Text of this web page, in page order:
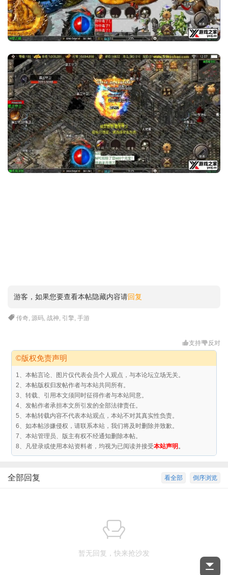
游客，如果您要查看本帖隐藏内容请回复
传奇,源码,战神, 引擎,手游
支持 反对
©版权免责声明
1、本帖言论、图片仅代表会员个人观点，与本论坛立场无关。
2、本帖版权归发帖作者与本站共同所有。
3、转载、引用本文须同时征得作者与本站同意。
4、发帖作者承担本文所引发的全部法律责任。
5、本帖转载内容不代表本站观点，本站不对其真实性负责。
6、如本帖涉嫌侵权，请联系本站，我们将及时删除并致歉。
7、本站管理员、版主有权不经通知删除本帖。
8、凡登录或使用本站资料者，均视为已阅读并接受本站声明 。
倒序浏览
看全部
全部回复
暂无回复，快来抢沙发